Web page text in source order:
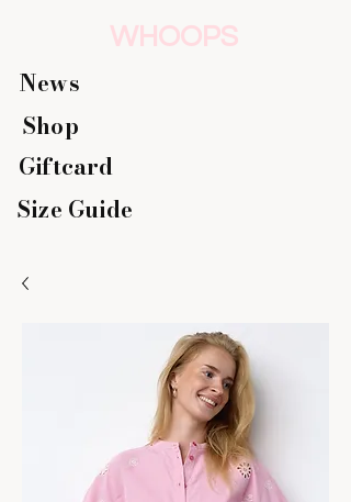
WHOOPS
News
Giftcard
Size Guide
Shop